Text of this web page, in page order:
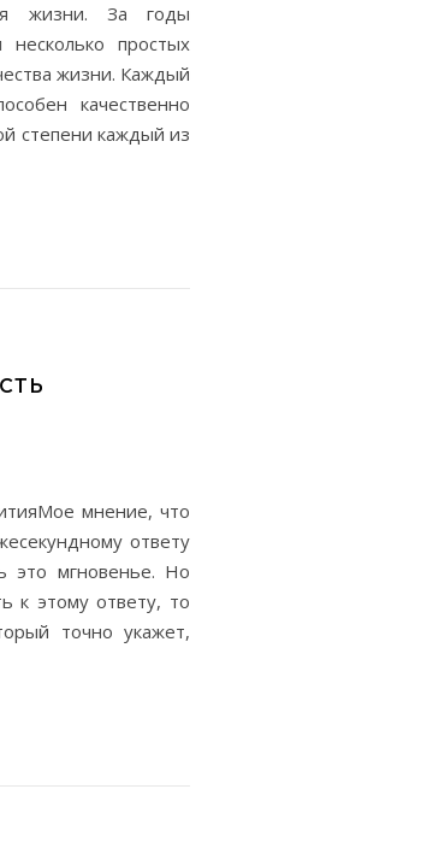
жизни. За годы
несколько простых
жизни. Каждый
качественно
степени каждый из
мнение, что
ответу
это мгновенье. Но
к этому ответу, то
точно укажет,